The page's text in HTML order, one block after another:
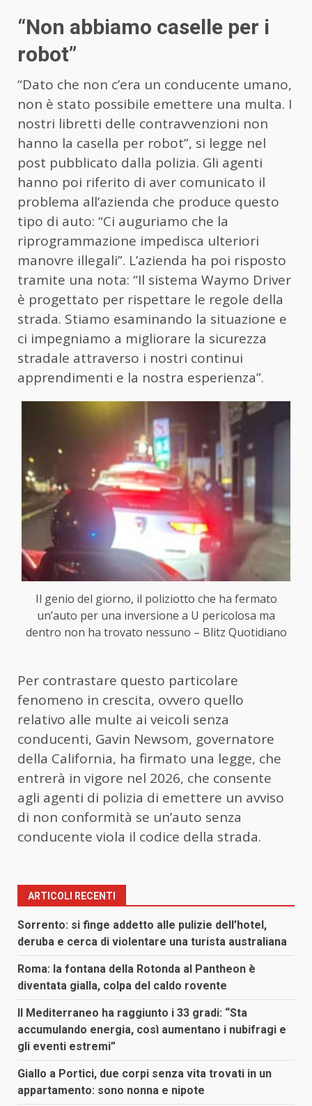
“Non abbiamo caselle per i
robot”
“Dato che non c’era un conducente umano,
non è stato possibile emettere una multa. I
nostri libretti delle contravvenzioni non
hanno la casella per robot”, si legge nel
post pubblicato dalla polizia. Gli agenti
hanno poi riferito di aver comunicato il
problema all’azienda che produce questo
tipo di auto: “Ci auguriamo che la
riprogrammazione impedisca ulteriori
manovre illegali”. L’azienda ha poi risposto
tramite una nota: “Il sistema Waymo Driver
è progettato per rispettare le regole della
strada. Stiamo esaminando la situazione e
ci impegniamo a migliorare la sicurezza
stradale attraverso i nostri continui
apprendimenti e la nostra esperienza”.
Il genio del giorno, il poliziotto che ha fermato
un’auto per una inversione a U pericolosa ma
dentro non ha trovato nessuno – Blitz Quotidiano
Per contrastare questo particolare
fenomeno in crescita, ovvero quello
relativo alle multe ai veicoli senza
conducenti, Gavin Newsom, governatore
della California, ha firmato una legge, che
entrerà in vigore nel 2026, che consente
agli agenti di polizia di emettere un avviso
di non conformità se un’auto senza
conducente viola il codice della strada.
ARTICOLI RECENTI
Sorrento: si finge addetto alle pulizie dell’hotel,
deruba e cerca di violentare una turista australiana
Roma: la fontana della Rotonda al Pantheon è
diventata gialla, colpa del caldo rovente
Il Mediterraneo ha raggiunto i 33 gradi: “Sta
accumulando energia, così aumentano i nubifragi e
gli eventi estremi”
Giallo a Portici, due corpi senza vita trovati in un
appartamento: sono nonna e nipote